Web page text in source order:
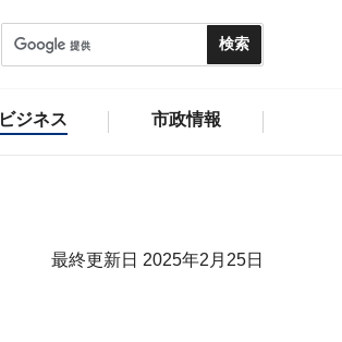
ビジネス 市政情報
最終更新日 2025年2月25日